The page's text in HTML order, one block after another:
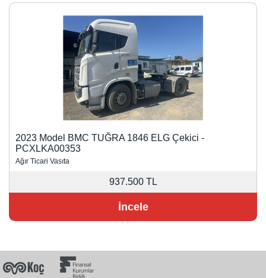
2023 Model BMC TUĞRA 1846 ELG Çekici -
PCXLKA00353
Ağır Ticari Vasıta
937.500 TL
İncele